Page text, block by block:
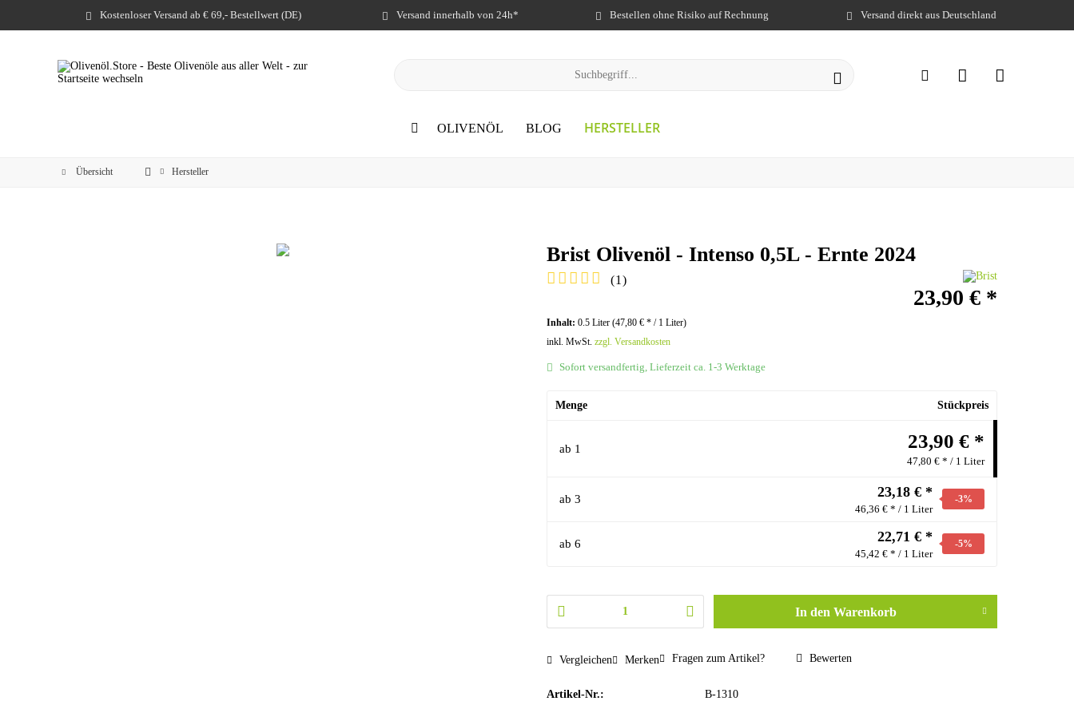
Kostenloser Versand ab € 69,- Bestellwert (DE) Versand innerhalb von 24h* Bestellen ohne Risiko auf Rechnung Versand direkt aus Deutschland
OLIVENÖL BLOG HERSTELLER
Übersicht Hersteller
Brist Olivenöl - Intenso 0,5L - Ernte 2024
(1 )
23,90 € *
Inhalt: 0.5 Liter (47,80 € * / 1 Liter)
inkl. MwSt. zzgl. Versandkosten
Sofort versandfertig, Lieferzeit ca. 1-3 Werktage
Menge Stückpreis
ab 1 23,90 € *
47,80 € * / 1 Liter
ab 3 23,18 € *
46,36 € * / 1 Liter
-3%
ab 6 22,71 € *
45,42 € * / 1 Liter
-5%
In den Warenkorb
Vergleichen Merken Fragen zum Artikel? Bewerten
Artikel-Nr.: B-1310